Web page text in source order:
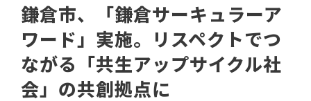
鎌倉市、「鎌倉サーキュラーア
ワード」実施。リスペクトでつ
ながる「共生アップサイクル社
会」の共創拠点に